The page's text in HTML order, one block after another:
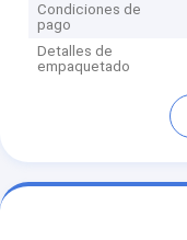
Condiciones de
pago
Detalles de
empaquetado